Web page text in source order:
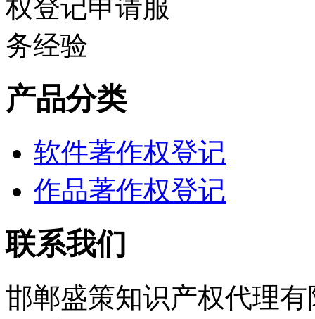
产品分类
软件著作权登记
作品著作权登记
联系我们
邯郸盛策知识产权代理有